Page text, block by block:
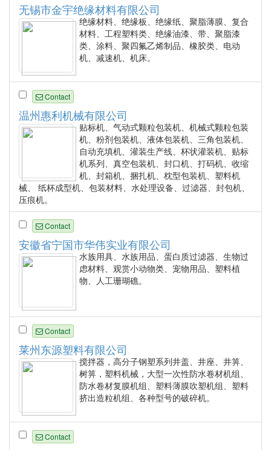
无锡市金宇绝缘材料有限公司
绝缘材料、绝缘板、绝缘纸、聚脂薄膜、复合
材料、工程塑料类、绝缘油漆、带、聚脂漆
类、涂料、聚四氟乙烯制品、橡胶类、电动
机、减速机、机床。
Contact
温州惠利机械有限公司
贴标机、气动式颗粒包装机、机械式颗粒包装
机、粉剂包装机、液体包装机、三角包装机、
自动充填机、灌装生产线、杯状灌装机、贴标
机系列、真空包装机、封口机、打码机、收缩
机、封箱机、捆扎机、枕型包装机、塑料机
械、 纸杯成型机、包装材料、水处理设备、过滤器、封包机、
压痕机。
Contact
安徽省宁国市华伟实业有限公司
水族用具、水族用品、蛋白质过滤器、生物过
虑材料、观赏小动物类、宠物用品、塑料植
物、人工珊瑚礁。
Contact
莱州东源塑料有限公司
搅拌器，高分子钢塑系列井盖、井座、井箅、
树箅，塑料机械，大型一次性防水卷材机组、
防水卷材复膜机组、塑料薄膜吹塑机组、塑料
挤出造粒机组、各种型号的破碎机。
Contact